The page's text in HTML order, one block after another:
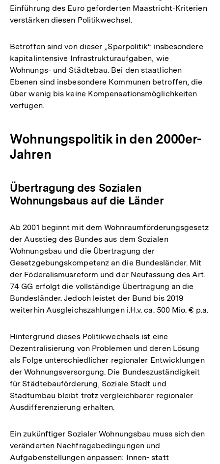
Einführung des Euro geforderten Maastricht-Kriterien
verstärken diesen Politikwechsel.
Betroffen sind von dieser „Sparpolitik“ insbesondere
kapitalintensive Infrastrukturaufgaben, wie
Wohnungs- und Städtebau. Bei den staatlichen
Ebenen sind insbesondere Kommunen betroffen, die
über wenig bis keine Kompensationsmöglichkeiten
verfügen.
Wohnungspolitik in den 2000er-
Jahren
Übertragung des Sozialen
Wohnungsbaus auf die Länder
Ab 2001 beginnt mit dem Wohnraumförderungsgesetz
der Ausstieg des Bundes aus dem Sozialen
Wohnungsbau und die Übertragung der
Gesetzgebungskompetenz an die Bundesländer. Mit
der Föderalismusreform und der Neufassung des Art.
74 GG erfolgt die vollständige Übertragung an die
Bundesländer. Jedoch leistet der Bund bis 2019
weiterhin Ausgleichszahlungen i.H.v. ca. 500 Mio. € p.a.
Hintergrund dieses Politikwechsels ist eine
Dezentralisierung von Problemen und deren Lösung
als Folge unterschiedlicher regionaler Entwicklungen
der Wohnungsversorgung. Die Bundeszuständigkeit
für Städtebauförderung, Soziale Stadt und
Stadtumbau bleibt trotz vergleichbarer regionaler
Ausdifferenzierung erhalten.
Ein zukünftiger Sozialer Wohnungsbau muss sich den
veränderten Nachfragebedingungen und
Aufgabenstellungen anpassen: Innen- statt